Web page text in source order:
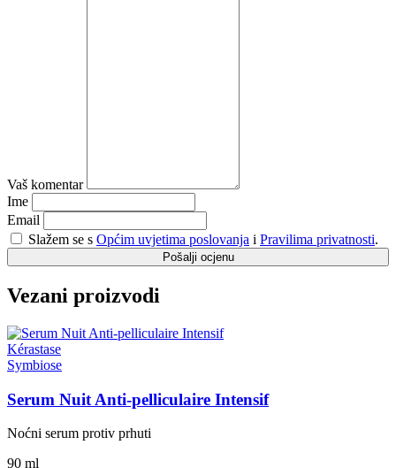
Vaš komentar
Ime
Email
Slažem se s Općim uvjetima poslovanja i Pravilima privatnosti.
Pošalji ocjenu
Vezani proizvodi
Kérastase
Symbiose
Serum Nuit Anti-pelliculaire Intensif
Noćni serum protiv prhuti
90 ml